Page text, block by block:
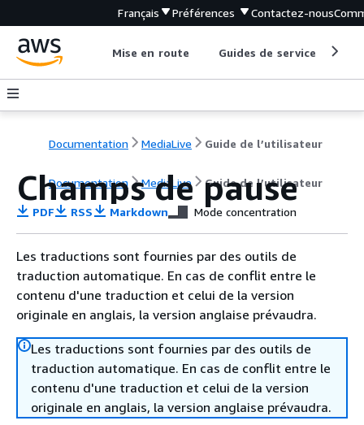
Français Préférences Contactez-nous
Mise en route Guides de service
Documentation MediaLive Guide de l’utilisateur
Documentation MediaLive Guide de l’utilisateur
Champs de pause
PDF RSS Markdown Mode concentration
Les traductions sont fournies par des outils de
traduction automatique. En cas de conflit entre le
contenu d'une traduction et celui de la version
originale en anglais, la version anglaise prévaudra.
Les traductions sont fournies par des outils de
traduction automatique. En cas de conflit entre le
contenu d'une traduction et celui de la version
originale en anglais, la version anglaise prévaudra.